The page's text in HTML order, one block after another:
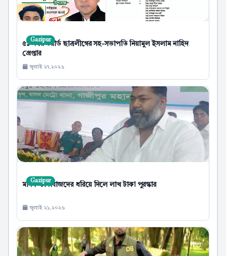
Gazipur
৫১ নম্বর ওয়ার্ড ছাত্রলীগের সহ-সভাপতি নিয়ামুল ইসলাম নাহিদ
গ্রেপ্তার
জুলাই ২৭,২০২৬
Gazipur
মাদক-চাঁদাবাজদের ধরিয়ে দিলে লাখ টাকা পুরস্কার
জুলাই ২১,২০২৬